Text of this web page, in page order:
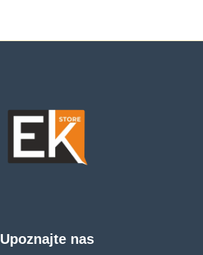
Upoznajte nas